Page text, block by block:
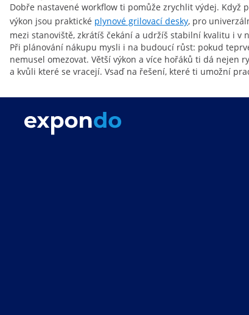
Dobře nastavené workflow ti pomůže zrychlit výdej. Když
výkon jsou praktické plynové grilovací desky, pro
mezi stanoviště, zkrátíš čekání a udržíš stabilní kvalitu i v
Při plánování nákupu mysli i na budoucí růst: pokud
nemusel omezovat. Větší výkon a více hořáků ti dá nejen
a kvůli které se vracejí. Vsaď na řešení, které ti umožní